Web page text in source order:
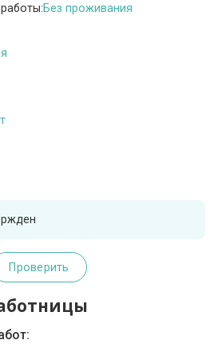
Без проживания
Проверить